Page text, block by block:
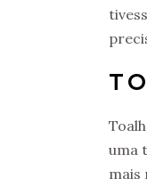
uma
mais